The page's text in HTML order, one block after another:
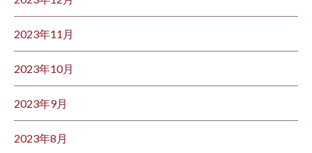
2023年11月
2023年10月
2023年9月
2023年8月